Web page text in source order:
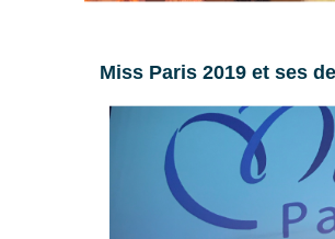
Miss Paris 2019 et ses